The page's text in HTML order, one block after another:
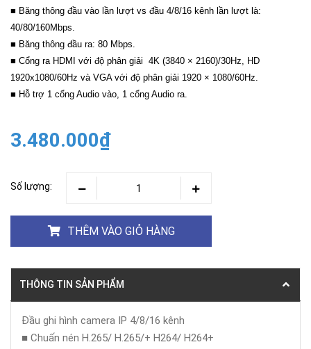
■ Băng thông đầu vào lần lượt vs đầu 4/8/16 kênh lần lượt là:
40/80/160Mbps.
■ Băng thông đầu ra: 80 Mbps.
■ Cổng ra HDMI với độ phân giải 4K (3840 × 2160)/30Hz, HD
1920x1080/60Hz và VGA với độ phân giải 1920 × 1080/60Hz.
■ Hỗ trợ 1 cổng Audio vào, 1 cổng Audio ra.
3.480.000₫
Số lượng:
THÊM VÀO GIỎ HÀNG
THÔNG TIN SẢN PHẨM
Đầu ghi hình camera IP 4/8/16 kênh
■ Chuấn nén H.265/ H.265/+ H264/ H264+